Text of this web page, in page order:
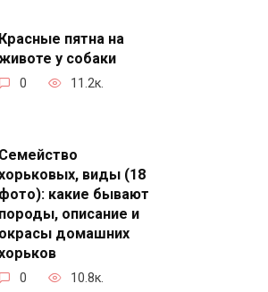
Красные пятна на
у собаки
0 11.2к.
Семейство
виды (18
фото): какие бывают
породы, описание и
окрасы домашних
0 10.8к.